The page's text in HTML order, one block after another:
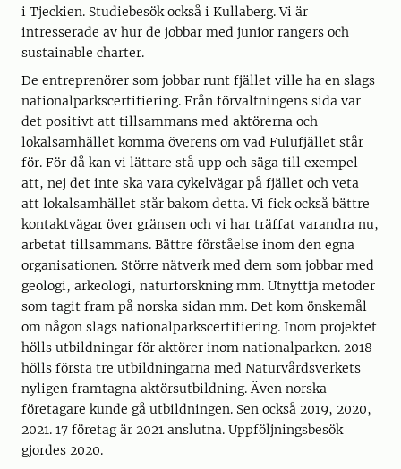
i Tjeckien. Studiebesök också i Kullaberg. Vi är
intresserade av hur de jobbar med junior rangers och
sustainable charter.
De entreprenörer som jobbar runt fjället ville ha en slags
nationalparkscertifiering. Från förvaltningens sida var
det positivt att tillsammans med aktörerna och
lokalsamhället komma överens om vad Fulufjället står
för. För då kan vi lättare stå upp och säga till exempel
att, nej det inte ska vara cykelvägar på fjället och veta
att lokalsamhället står bakom detta. Vi fick också bättre
kontaktvägar över gränsen och vi har träffat varandra nu,
arbetat tillsammans. Bättre förståelse inom den egna
organisationen. Större nätverk med dem som jobbar med
geologi, arkeologi, naturforskning mm. Utnyttja metoder
som tagit fram på norska sidan mm. Det kom önskemål
om någon slags nationalparkscertifiering. Inom projektet
hölls utbildningar för aktörer inom nationalparken. 2018
hölls första tre utbildningarna med Naturvårdsverkets
nyligen framtagna aktörsutbildning. Även norska
företagare kunde gå utbildningen. Sen också 2019, 2020,
2021. 17 företag är 2021 anslutna. Uppföljningsbesök
gjordes 2020.